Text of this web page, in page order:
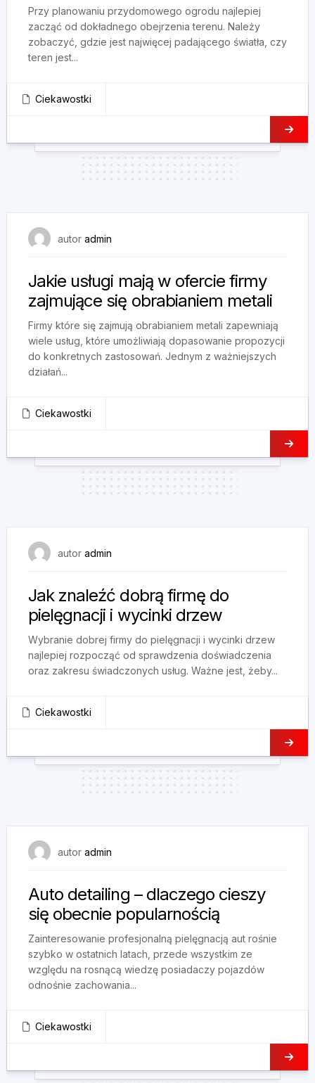
Przy planowaniu przydomowego ogrodu najlepiej
zacząć od dokładnego obejrzenia terenu. Należy
zobaczyć, gdzie jest najwięcej padającego światła, czy
teren jest...
Ciekawostki
autor admin
Jakie usługi mają w ofercie firmy
zajmujące się obrabianiem metali
Firmy które się zajmują obrabianiem metali zapewniają
wiele usług, które umożliwiają dopasowanie propozycji
do konkretnych zastosowań. Jednym z ważniejszych
działań...
Ciekawostki
autor admin
Jak znaleźć dobrą firmę do
pielęgnacji i wycinki drzew
Wybranie dobrej firmy do pielęgnacji i wycinki drzew
najlepiej rozpocząć od sprawdzenia doświadczenia
oraz zakresu świadczonych usług. Ważne jest, żeby...
Ciekawostki
autor admin
Auto detailing – dlaczego cieszy
się obecnie popularnością
Zainteresowanie profesjonalną pielęgnacją aut rośnie
szybko w ostatnich latach, przede wszystkim ze
względu na rosnącą wiedzę posiadaczy pojazdów
odnośnie zachowania...
Ciekawostki